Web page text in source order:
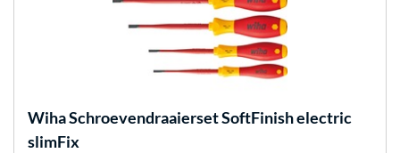
WihaSchroevendraaierset SoftFinish electric
slimFix